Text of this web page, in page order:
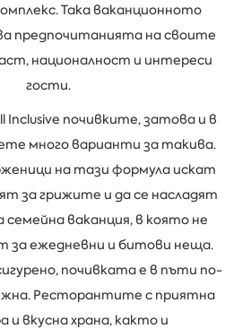
Така ваканционното
предпочитанията на своите
националност и интереси
гости.
Inclusive почивките, затова и в
много варианти за такива.
на тази формула искат
за грижите и да се насладят
семейна ваканция, в която не
за ежедневни и битови неща.
почивката е в пъти по-
Ресторантите с приятна
вкусна храна, както и